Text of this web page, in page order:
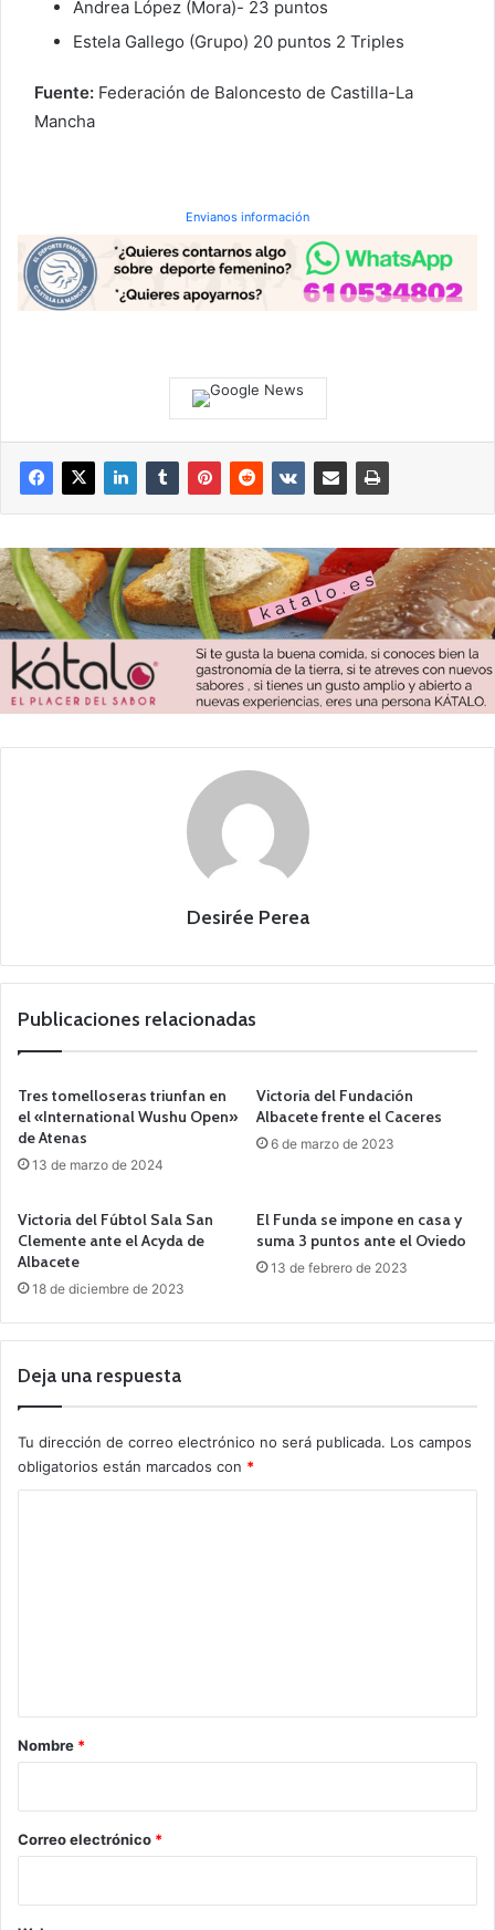
Andrea López (Mora)- 23 puntos
Estela Gallego (Grupo) 20 puntos 2 Triples
Fuente: Federación de Baloncesto de Castilla-La
Mancha
Envianos información
Desirée Perea
Publicaciones relacionadas
Tres tomelloseras triunfan en
el «International Wushu Open»
de Atenas
13 de marzo de 2024
Victoria del Fundación
Albacete frente el Caceres
6 de marzo de 2023
Victoria del Fúbtol Sala San
Clemente ante el Acyda de
Albacete
18 de diciembre de 2023
El Funda se impone en casa y
suma 3 puntos ante el Oviedo
13 de febrero de 2023
Deja una respuesta
Tu dirección de correo electrónico no será publicada. Los campos
obligatorios están marcados con *
r
*
Nombre *
Correo electrónico *